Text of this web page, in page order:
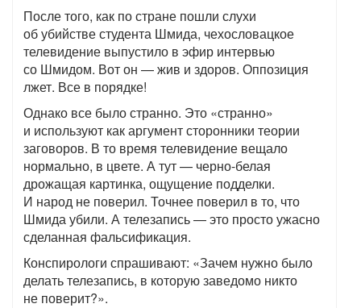
После того, как по стране пошли слухи
об убийстве студента Шмида, чехословацкое
телевидение выпустило в эфир интервью
со Шмидом. Вот он — жив и здоров. Оппозиция
лжет. Все в порядке!
Однако все было странно. Это «странно»
и используют как аргумент сторонники теории
заговоров. В то время телевидение вещало
нормально, в цвете. А тут — черно-белая
дрожащая картинка, ощущение подделки.
И народ не поверил. Точнее поверил в то, что
Шмида убили. А телезапись — это просто ужасно
сделанная фальсификация.
Конспирологи спрашивают: «Зачем нужно было
делать телезапись, в которую заведомо никто
не поверит?».